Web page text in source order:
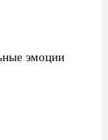
эмоции